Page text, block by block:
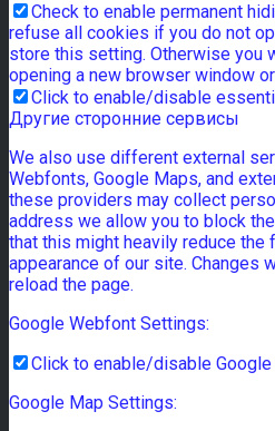
Check to enable permanent
refuse all cookies if you do not
store this setting. Otherwise you
opening a new browser window
Click to enable/disable
Другие сторонние сервисы
We also use different external
Webfonts, Google Maps, and
these providers may collect
address we allow you to block
that this might heavily reduce the
appearance of our site. Changes
reload the page.
Google Webfont Settings:
Click to enable/disable
Google Map Settings: